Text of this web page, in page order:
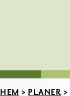
HEM > PLANER >